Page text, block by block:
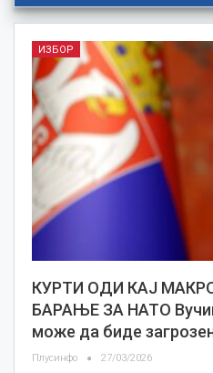
ИЗБОР
КУРТИ ОДИ КАЈ
БАРАЊЕ ЗА НАТО
може да биде
Плусинфо 27/03/2026